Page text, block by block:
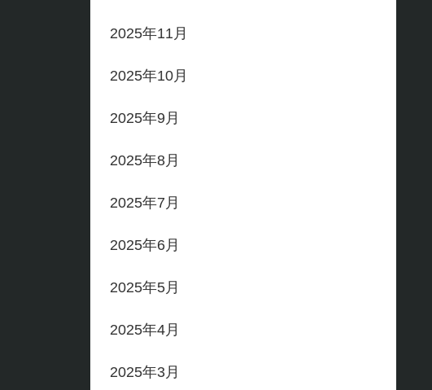
2025年11月
2025年10月
2025年9月
2025年8月
2025年7月
2025年6月
2025年5月
2025年4月
2025年3月